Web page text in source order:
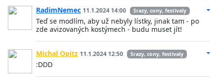
RadimNemec 11.1.2024 14:00 Srazy, cony, festivaly
Teď se modlím, aby už nebyly lístky, jinak tam - po
zde avizovaných kostýmech - budu muset jít!
Michal Opitz 11.1.2024 12:50 Srazy, cony, festivaly
:DDD